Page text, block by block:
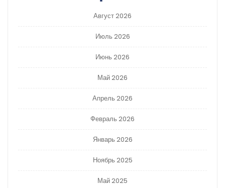
Август 2026
Июль 2026
Июнь 2026
Май 2026
Апрель 2026
Февраль 2026
Январь 2026
Ноябрь 2025
Май 2025